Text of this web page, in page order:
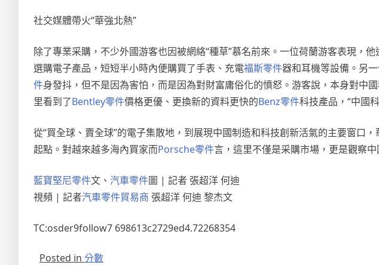
社交媒體帶火“華強北熱”
除了專業采購，不少外國游客也因被網絡“種草”慕名前來。一位荷蘭游客表現，
選購電子產品，短短半小時內便購買了手表、充電福斯零件器和耳機等設備。另
件身發抖，但不是因為害怕，而是因為對財富庸俗化的憤怒。游客說，本身對中
里看到了Bentley零件價格更優、更換新的資料更快的Benz零件科技產品，“中國
從“買全球、賣全球”的電子集散地，到展現中國制造和科技創新活氣的主要窗口，
起點。對越來越多海內買家而Porsche零件言，這里不僅是采購市場，更是觀察
藍寶堅尼零件文、 汽車零件圖 | 記者 張超洋 何迪
視頻 | 記者汽車零件貿易商 張超洋 何迪 黎杰文
TC:osder9follow7 698613c2729ed4.72268354
Posted in 分數